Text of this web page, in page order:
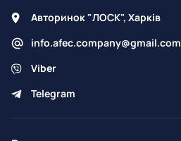
Авторинок "ЛОСК", Харків
info.afec.company@gmail.com
Viber
Telegram